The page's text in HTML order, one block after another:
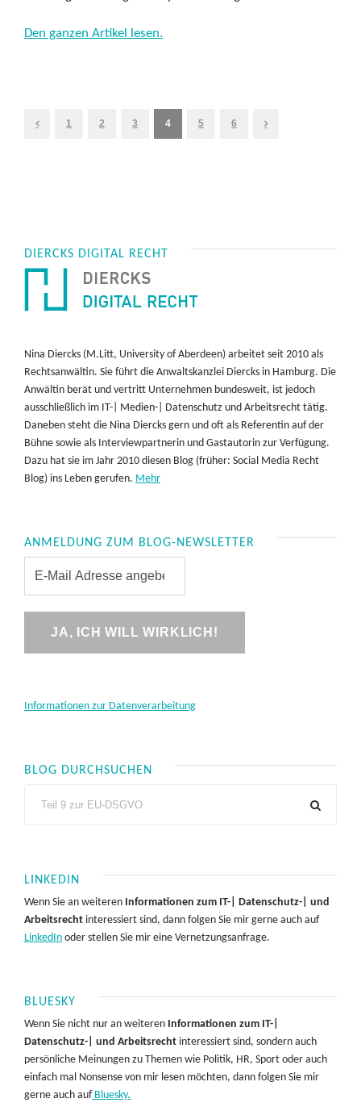
Den ganzen Artikel lesen.
1 2 3 4 5 6
DIERCKS DIGITAL RECHT
Nina Diercks (M.Litt, University of Aberdeen) arbeitet seit 2010 als
Rechtsanwältin. Sie führt die Anwaltskanzlei Diercks in Hamburg. Die
Anwältin berät und vertritt Unternehmen bundesweit, ist jedoch
ausschließlich im IT-| Medien-| Datenschutz und Arbeitsrecht tätig.
Daneben steht die Nina Diercks gern und oft als Referentin auf der
Bühne sowie als Interviewpartnerin und Gastautorin zur Verfügung.
Dazu hat sie im Jahr 2010 diesen Blog (früher: Social Media Recht
Blog) ins Leben gerufen. Mehr
ANMELDUNG ZUM BLOG-NEWSLETTER
Informationen zur Datenverarbeitung
BLOG DURCHSUCHEN
LINKEDIN
Wenn Sie an weiteren Informationen zum IT-| Datenschutz-| und
Arbeitsrecht interessiert sind, dann folgen Sie mir gerne auch auf
LinkedIn oder stellen Sie mir eine Vernetzungsanfrage.
BLUESKY
Wenn Sie nicht nur an weiteren Informationen zum IT-|
Datenschutz-| und Arbeitsrecht interessiert sind, sondern auch
persönliche Meinungen zu Themen wie Politik, HR, Sport oder auch
einfach mal Nonsense von mir lesen möchten, dann folgen Sie mir
gerne auch aufBluesky.